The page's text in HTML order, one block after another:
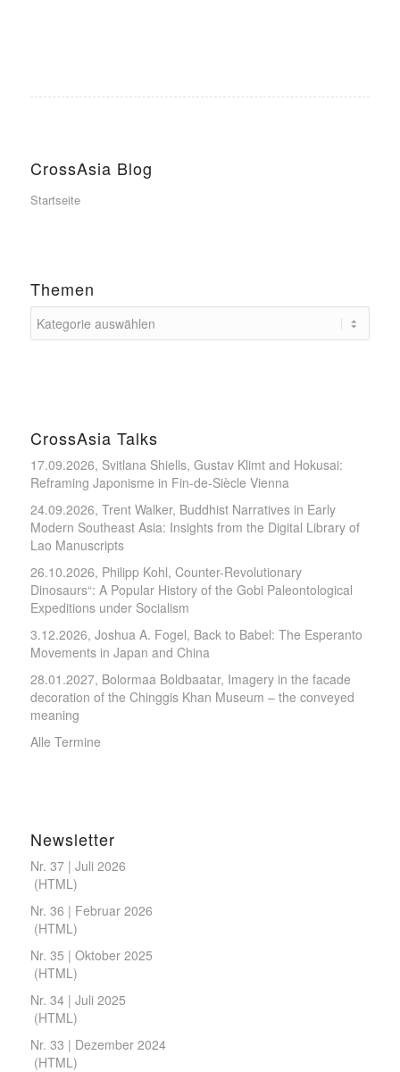
CrossAsia Blog
Startseite
Themen
CrossAsia Talks
17.09.2026, Svitlana Shiells, Gustav Klimt and Hokusai:
Reframing Japonisme in Fin-de-Siècle Vienna
24.09.2026, Trent Walker, Buddhist Narratives in Early
Modern Southeast Asia: Insights from the Digital Library of
Lao Manuscripts
26.10.2026, Philipp Kohl, Counter-Revolutionary
Dinosaurs“: A Popular History of the Gobi Paleontological
Expeditions under Socialism
3.12.2026, Joshua A. Fogel, Back to Babel: The Esperanto
Movements in Japan and China
28.01.2027, Bolormaa Boldbaatar, Imagery in the facade
decoration of the Chinggis Khan Museum – the conveyed
meaning
Alle Termine
Newsletter
Nr. 37 | Juli 2026
(HTML )
Nr. 36 | Februar 2026
(HTML )
Nr. 35 | Oktober 2025
(HTML )
Nr. 34 | Juli 2025
(HTML )
Nr. 33 | Dezember 2024
(HTML )